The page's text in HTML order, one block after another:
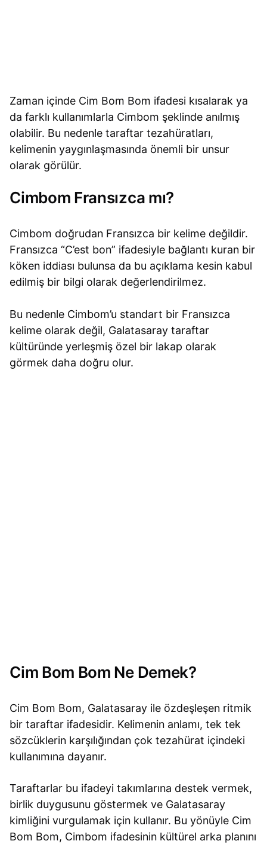
Zaman içinde Cim Bom Bom ifadesi kısalarak ya
da farklı kullanımlarla Cimbom şeklinde anılmış
olabilir. Bu nedenle taraftar tezahüratları,
kelimenin yaygınlaşmasında önemli bir unsur
olarak görülür.
Cimbom Fransızca mı?
Cimbom doğrudan Fransızca bir kelime değildir.
Fransızca “C’est bon” ifadesiyle bağlantı kuran bir
köken iddiası bulunsa da bu açıklama kesin kabul
edilmiş bir bilgi olarak değerlendirilmez.
Bu nedenle Cimbom’u standart bir Fransızca
kelime olarak değil, Galatasaray taraftar
kültüründe yerleşmiş özel bir lakap olarak
görmek daha doğru olur.
Cim Bom Bom Ne Demek?
Cim Bom Bom, Galatasaray ile özdeşleşen ritmik
bir taraftar ifadesidir. Kelimenin anlamı, tek tek
sözcüklerin karşılığından çok tezahürat içindeki
kullanımına dayanır.
Taraftarlar bu ifadeyi takımlarına destek vermek,
birlik duygusunu göstermek ve Galatasaray
kimliğini vurgulamak için kullanır. Bu yönüyle Cim
Bom Bom, Cimbom ifadesinin kültürel arka planını